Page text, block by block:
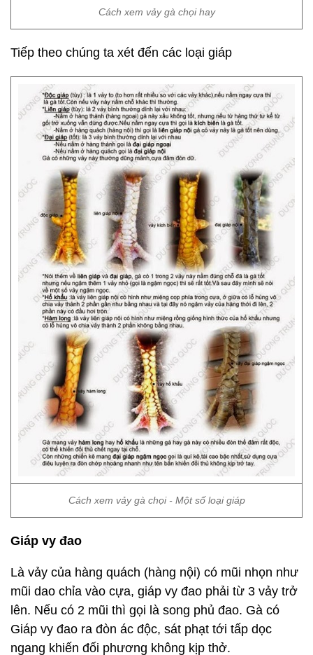
Cách xem vảy gà chọi hay
Tiếp theo chúng ta xét đến các loại giáp
Cách xem vảy gà chọi - Một số loại giáp
Giáp vy đao
Là vảy của hàng quách (hàng nội) có mũi nhọn như
mũi dao chỉa vào cựa, giáp vy đao phải từ 3 vảy trở
lên. Nếu có 2 mũi thì gọi là song phủ đao. Gà có
Giáp vy đao ra đòn ác độc, sát phạt tới tấp dọc
ngang khiến đối phương không kịp thở.